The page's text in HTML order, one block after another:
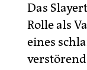
Das
Rolle als
eines